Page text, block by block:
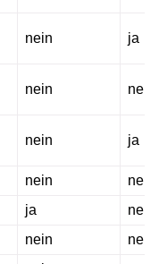
nein ja
nein nein
nein ja
nein
nein
ja
nein
nein
nein